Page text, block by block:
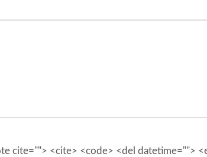
cite=""> <cite> <code> <del datetime="">